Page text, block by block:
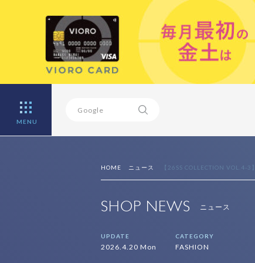
MENU
HOME ニュース 【26SS COLLECTION VOL.4-3】
SHOP NEWS ニュース
UPDATE
2026.4.20 Mon
CATEGORY
FASHION